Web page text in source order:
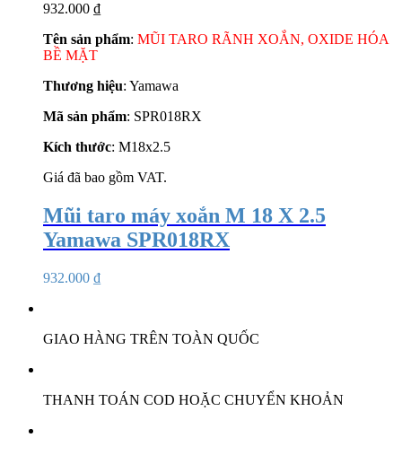
932.000 ₫
Tên sản phẩm: MŨI TARO RÃNH XOẮN, OXIDE HÓA
BỀ MẶT
Thương hiệu: Yamawa
Mã sản phẩm: SPR018RX
Kích thước: M18x2.5
Giá đã bao gồm VAT.
Mũi taro máy xoắn M 18 X 2.5
Yamawa SPR018RX
932.000 ₫
GIAO HÀNG TRÊN TOÀN QUỐC
THANH TOÁN COD HOẶC CHUYỂN KHOẢN